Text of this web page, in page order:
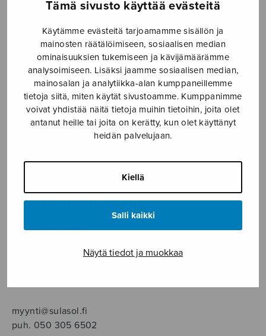
Tämä sivusto käyttää evästeitä
Käytämme evästeitä tarjoamamme sisällön ja
mainosten räätälöimiseen, sosiaalisen median
ominaisuuksien tukemiseen ja kävijämäärämme
analysoimiseen. Lisäksi jaamme sosiaalisen median,
mainosalan ja analytiikka-alan kumppaneillemme
tietoja siitä, miten käytät sivustoamme. Kumppanimme
voivat yhdistää näitä tietoja muihin tietoihin, joita olet
antanut heille tai joita on kerätty, kun olet käyttänyt
heidän palvelujaan.
Kiellä
Salli kaikki
Näytä tiedot ja muokkaa
SEKAKUORO
SOITINKOULUT JA OPPAAT
SOITINMUSIIKKI
YKSINLAULU
YLEINEN
Sulasol nuottikauppa
Myymälä avoinna
myynti@sulasol.fi
puh. 050 305 6502